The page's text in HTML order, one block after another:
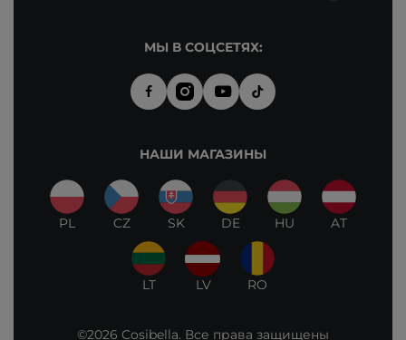
МЫ В СОЦСЕТЯХ:
НАШИ МАГАЗИНЫ
PL CZ SK DE HU AT
LT LV RO
©2026 Cosibella. Все права защищены